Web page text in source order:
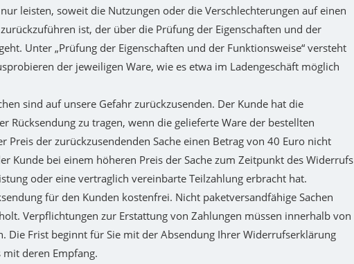
leisten, soweit die Nutzungen oder die Verschlechterungen auf einen
ist, der über die Prüfung der Eigenschaften und der
Unter „Prüfung der Eigenschaften und der Funktionsweise“ versteht
der jeweiligen Ware, wie es etwa im Ladengeschäft möglich
sind auf unsere Gefahr zurückzusenden. Der Kunde hat die
Rücksendung zu tragen, wenn die gelieferte Ware der bestellten
Preis der zurückzusendenden Sache einen Betrag von 40 Euro nicht
Kunde bei einem höheren Preis der Sache zum Zeitpunkt des Widerrufs
oder eine vertraglich vereinbarte Teilzahlung erbracht hat.
für den Kunden kostenfrei. Nicht paketversandfähige Sachen
Verpflichtungen zur Erstattung von Zahlungen müssen innerhalb von
Die Frist beginnt für Sie mit der Absendung Ihrer Widerrufserklärung
deren Empfang.